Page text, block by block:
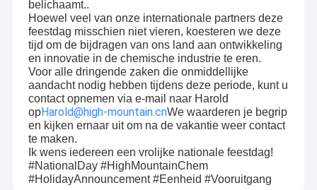
belichaamt..
Hoewel veel van onze internationale partners deze
feestdag misschien niet vieren, koesteren we deze
tijd om de bijdragen van ons land aan ontwikkeling
en innovatie in de chemische industrie te eren.
Voor alle dringende zaken die onmiddellijke
aandacht nodig hebben tijdens deze periode, kunt u
contact opnemen via e-mail naar Harold
opHarold@high-mountain.cnWe waarderen je begrip
en kijken ernaar uit om na de vakantie weer contact
te maken.
Ik wens iedereen een vrolijke nationale feestdag!
#NationalDay #HighMountainChem
#HolidayAnnouncement #Eenheid #Vooruitgang